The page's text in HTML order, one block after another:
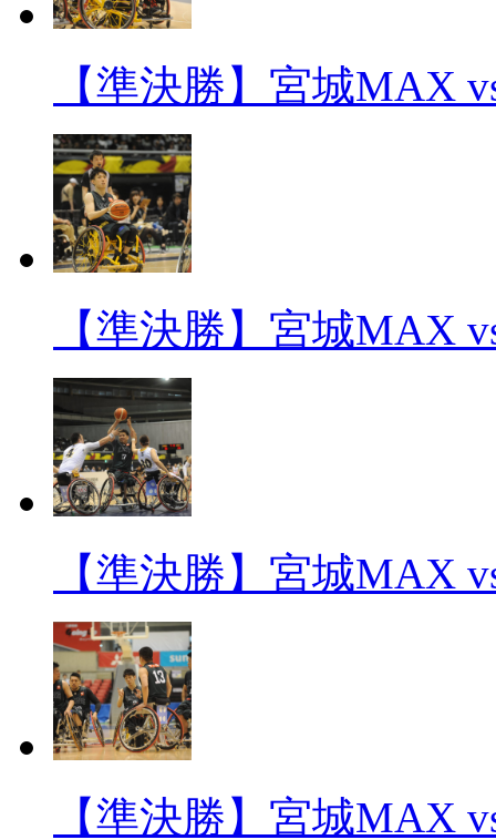
【準決勝】宮城MAX
【準決勝】宮城MAX
【準決勝】宮城MAX
【準決勝】宮城MAX